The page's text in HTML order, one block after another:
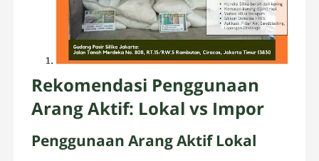
Rekomendasi Penggunaan
Arang Aktif: Lokal vs Impor
Penggunaan Arang Aktif Lokal